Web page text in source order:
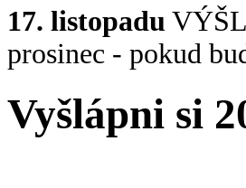
17. listopadu
prosinec - pokud
Vyšlápni si